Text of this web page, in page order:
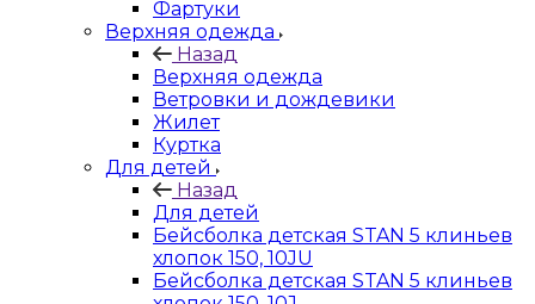
Фартуки
Верхняя одежда
Назад
Верхняя одежда
Ветровки и дождевики
Жилет
Куртка
Для детей
Назад
Для детей
Бейсболка детская STAN 5 клиньев
хлопок 150, 10JU
Бейсболка детская STAN 5 клиньев